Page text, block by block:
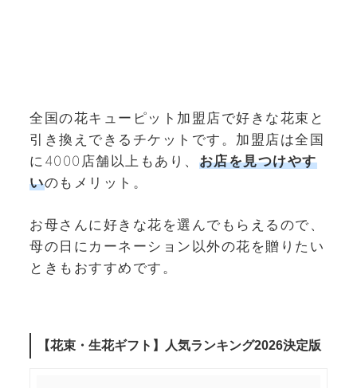
全国の花キューピット加盟店で好きな花束と
引き換えできるチケットです。加盟店は全国
に4000店舗以上もあり、 お店を見つけやす
いのもメリット。
お母さんに好きな花を選んでもらえるので、
母の日にカーネーション以外の花を贈りたい
ときもおすすめです。